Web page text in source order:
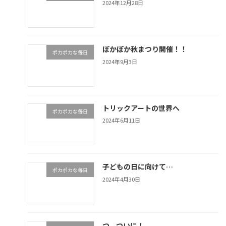
2024年12月28日
ポカポカな毎日 ぽかぽか秋まつり開催！！
2024年9月3日
ポカポカな毎日 トリックアートの世界へ
2024年6月11日
ポカポカな毎日 子どもの日に向けて…
2024年4月30日